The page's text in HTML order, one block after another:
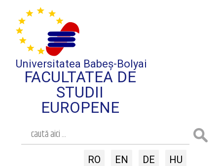
Universitatea Babeș-Bolyai
FACULTATEA DE
STUDII
EUROPENE
RO EN DE HU